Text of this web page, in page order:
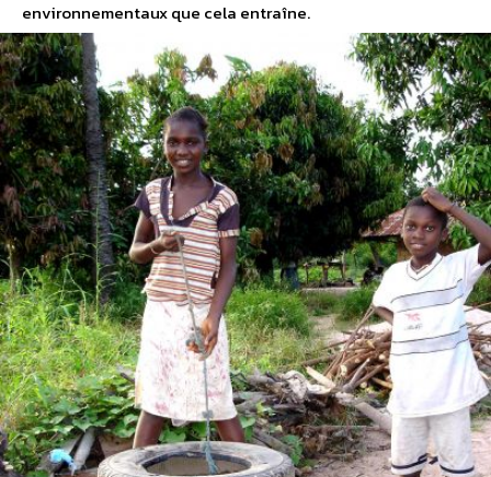
environnementaux que cela entraîne.